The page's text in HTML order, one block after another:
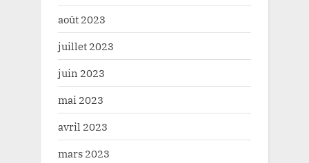
août 2023
juillet 2023
juin 2023
mai 2023
avril 2023
mars 2023